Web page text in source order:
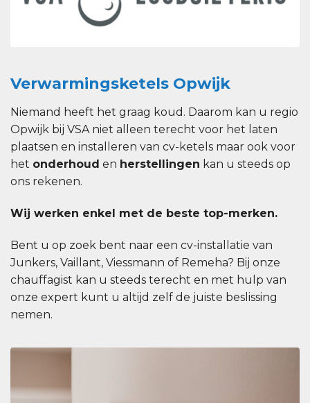
Verwarmingsketels Opwijk
Niemand heeft het graag koud. Daarom kan u regio
Opwijk bij VSA niet alleen terecht voor het laten
plaatsen en installeren van cv-ketels maar ook voor
het onderhoud en herstellingen kan u steeds op
ons rekenen.
Wij werken enkel met de beste top-merken.
Bent u op zoek bent naar een cv-installatie van
Junkers, Vaillant, Viessmann of Remeha? Bij onze
chauffagist kan u steeds terecht en met hulp van
onze expert kunt u altijd zelf de juiste beslissing
nemen.